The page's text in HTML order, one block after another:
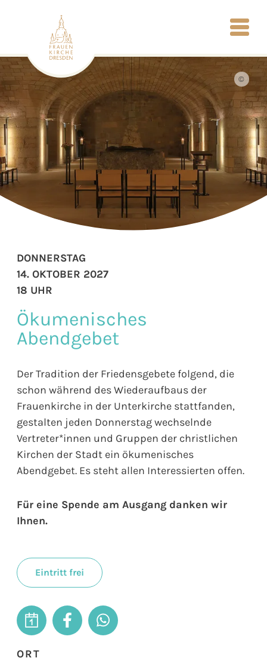
©
Ökumenisches
Abendgebet
Der Tradition der Friedensgebete folgend, die
schon während des Wiederaufbaus der
Frauenkirche in der Unterkirche stattfanden,
gestalten jeden Donnerstag wechselnde
Vertreter*innen und Gruppen der christlichen
Kirchen der Stadt ein ökumenisches
Abendgebet. Es steht allen Interessierten offen.
Für eine Spende am Ausgang danken wir
Ihnen.
Eintritt frei
DONNERSTAG
14. OKTOBER 2027
18 UHR
ORT